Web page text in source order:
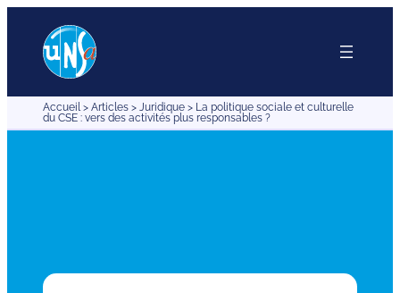
contenu
Accueil> Articles > Juridique > La politique sociale et culturelle
du CSE : vers des activités plus responsables ?